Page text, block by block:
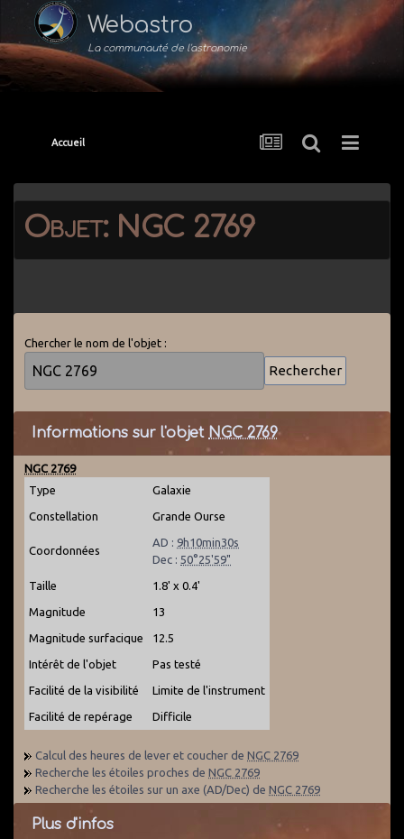
Webastro
La communauté de l'astronomie
Accueil
Objet: NGC 2769
Chercher le nom de l'objet :
Informations sur l'objet NGC 2769
NGC 2769
Type
Galaxie
Constellation Grande Ourse
Coordonnées
AD : 9h10min30s
Dec : 50°25'59"
Taille 1.8' x 0.4'
Magnitude 13
Magnitude surfacique 12.5
Intérêt de l'objet Pas testé
Facilité de la visibilité Limite de l'instrument
Facilité de repérage Difficile
Calcul des heures de lever et coucher de NGC 2769
Recherche les étoiles proches de NGC 2769
Recherche les étoiles sur un axe (AD/Dec) de NGC 2769
Plus d'infos